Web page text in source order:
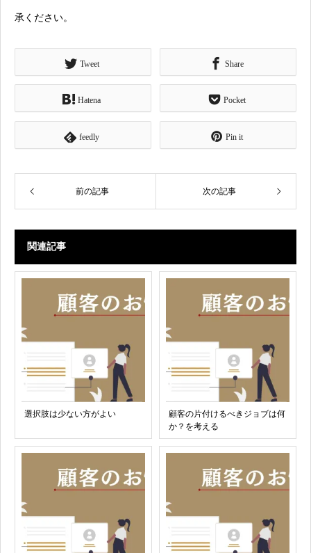
承ください。
Tweet Share
Hatena Pocket
feedly Pin it
前の記事 次の記事
関連記事
選択肢は少ない方がよい
顧客の片付けるべきジョブは何
か？を考える